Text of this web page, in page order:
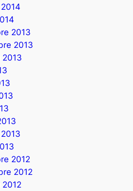
2013
2013
2012
2012